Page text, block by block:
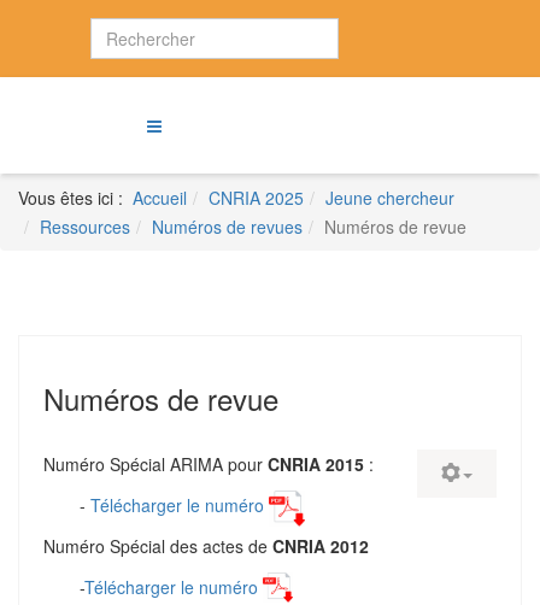
Vous êtes ici : Accueil CNRIA 2025
Jeune chercheur
Ressources
Numéros de revues Numéros de revue
Numéros de revue
Numéro Spécial ARIMA pour CNRIA 2015 :
- Télécharger le numéro
Numéro Spécial des actes de CNRIA 2012
-Télécharger le numéro